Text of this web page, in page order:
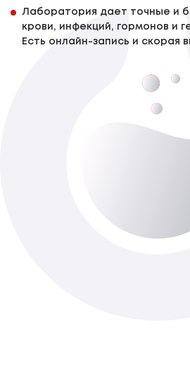
Лаборатория дает точные и
крови, инфекций, гормонов и
Есть онлайн-запись и скорая
Доступно з виїздом